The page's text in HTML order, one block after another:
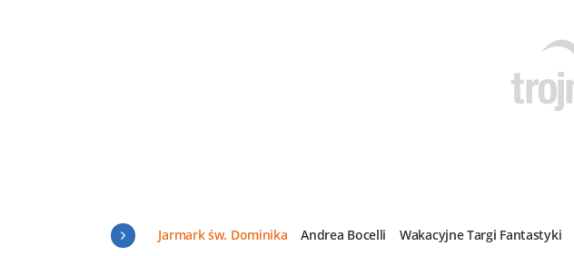
Jarmark św. Dominika Andrea Bocelli Wakacyjne Targi Fantastyki